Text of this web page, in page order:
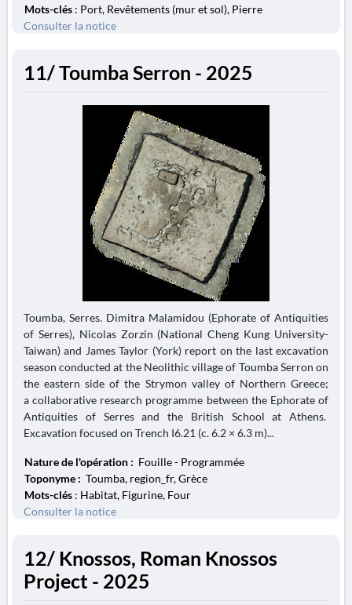
Mots-clés : Port, Revêtements (mur et sol), Pierre
Consulter la notice
11/ Toumba Serron - 2025
Toumba, Serres. Dimitra Malamidou (Ephorate of Antiquities
of Serres), Nicolas Zorzin (National Cheng Kung University-
Taiwan) and James Taylor (York) report on the last excavation
season conducted at the Neolithic village of Toumba Serron on
the eastern side of the Strymon valley of Northern Greece;
a collaborative research programme between the Ephorate of
Antiquities of Serres and the British School at Athens.
Excavation focused on Trench I6.21 (c. 6.2 × 6.3 m)...
Nature de l'opération : Fouille - Programmée
Toponyme : Toumba, region_fr, Grèce
Mots-clés : Habitat, Figurine, Four
Consulter la notice
12/ Knossos, Roman Knossos
Project - 2025